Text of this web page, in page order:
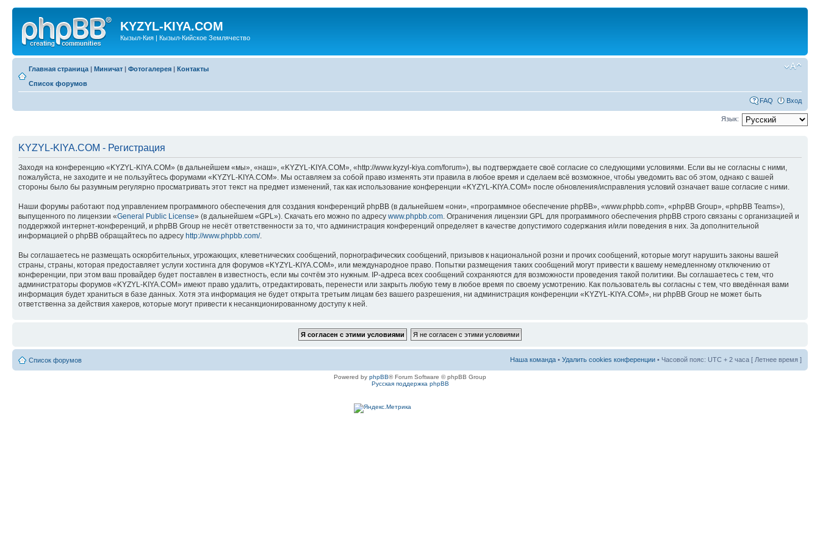
KYZYL-KIYA.COM
Кызыл-Кия | Кызыл-Кийское Землячество
Главная страница | Миничат | Фотогалерея | Контакты
Список форумов
FAQ Вход
Язык:
KYZYL-KIYA.COM - Регистрация
Заходя на конференцию «KYZYL-KIYA.COM» (в дальнейшем «мы», «наш», «KYZYL-KIYA.COM», «http://www.kyzyl-kiya.com/forum»), вы подтверждаете своё согласие со следующими условиями. Если вы не согласны с ними,
пожалуйста, не заходите и не пользуйтесь форумами «KYZYL-KIYA.COM». Мы оставляем за собой право изменять эти правила в любое время и сделаем всё возможное, чтобы уведомить вас об этом, однако с вашей
стороны было бы разумным регулярно просматривать этот текст на предмет изменений, так как использование конференции «KYZYL-KIYA.COM» после обновления/исправления условий означает ваше согласие с ними.
Наши форумы работают под управлением программного обеспечения для создания конференций phpBB (в дальнейшем «они», «программное обеспечение phpBB», «www.phpbb.com», «phpBB Group», «phpBB Teams»),
выпущенного по лицензии «General Public License» (в дальнейшем «GPL»). Скачать его можно по адресу www.phpbb.com. Ограничения лицензии GPL для программного обеспечения phpBB строго связаны с организацией и
поддержкой интернет-конференций, и phpBB Group не несёт ответственности за то, что администрация конференций определяет в качестве допустимого содержания и/или поведения в них. За дополнительной
информацией о phpBB обращайтесь по адресу http://www.phpbb.com/.
Вы соглашаетесь не размещать оскорбительных, угрожающих, клеветнических сообщений, порнографических сообщений, призывов к национальной розни и прочих сообщений, которые могут нарушить законы вашей
страны, страны, которая предоставляет услуги хостинга для форумов «KYZYL-KIYA.COM», или международное право. Попытки размещения таких сообщений могут привести к вашему немедленному отключению от
конференции, при этом ваш провайдер будет поставлен в известность, если мы сочтём это нужным. IP-адреса всех сообщений сохраняются для возможности проведения такой политики. Вы соглашаетесь с тем, что
администраторы форумов «KYZYL-KIYA.COM» имеют право удалить, отредактировать, перенести или закрыть любую тему в любое время по своему усмотрению. Как пользователь вы согласны с тем, что введённая вами
информация будет храниться в базе данных. Хотя эта информация не будет открыта третьим лицам без вашего разрешения, ни администрация конференции «KYZYL-KIYA.COM», ни phpBB Group не может быть
ответственна за действия хакеров, которые могут привести к несанкционированному доступу к ней.
Список форумов Наша команда • Удалить cookies конференции • Часовой пояс: UTC + 2 часа [ Летнее время ]
Powered by phpBB® Forum Software © phpBB Group
Русская поддержка phpBB